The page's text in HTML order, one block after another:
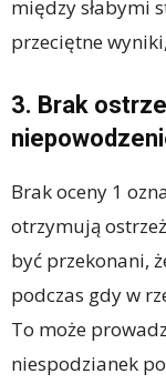
między słabymi
przeciętne
3. Brak
Brak oceny 1
otrzymują
być przekonani,
podczas gdy w
To może
niespodzianek